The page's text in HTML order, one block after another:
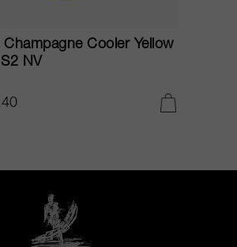
Champagne Cooler Yellow
NV